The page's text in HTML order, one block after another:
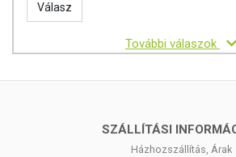
Válasz
További válaszok
SZÁLLÍTÁSI
Házhozszállítás, Árak